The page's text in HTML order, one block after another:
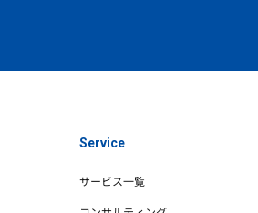
Service
サービス一覧